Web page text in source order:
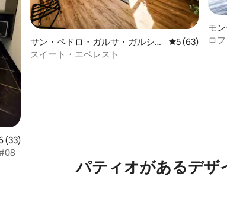
ー33件、5つ星中4.76つ星の平均評価
(33)
サン・ペドロ・ガルサ・ガルシア
のホテル客室
レビュー63件
5 (63)
スイート・エベレスト
モ
ロ
パティオがあるデ⁠ザ⁠